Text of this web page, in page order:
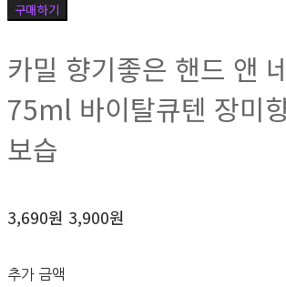
구매하기
카밀 향기좋은 핸드 앤
75ml 바이탈큐텐 장미
보습
3,690원 3,900원
추가 금액